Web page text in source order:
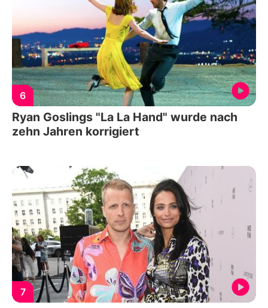
6
Ryan Goslings "La La Hand" wurde nach
zehn Jahren korrigiert
7